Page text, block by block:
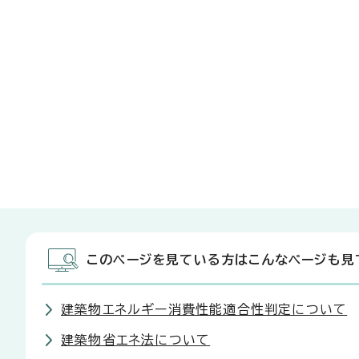
このページを見ている方はこんなページも見
建築物エネルギー消費性能適合性判定について
建築物省エネ法について